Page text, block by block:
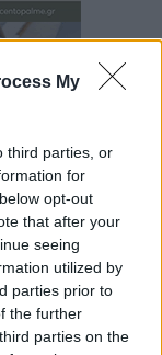
My
third parties, or
for
opt-out
that after your
seeing
utilized by
parties prior to
the further
parties on the